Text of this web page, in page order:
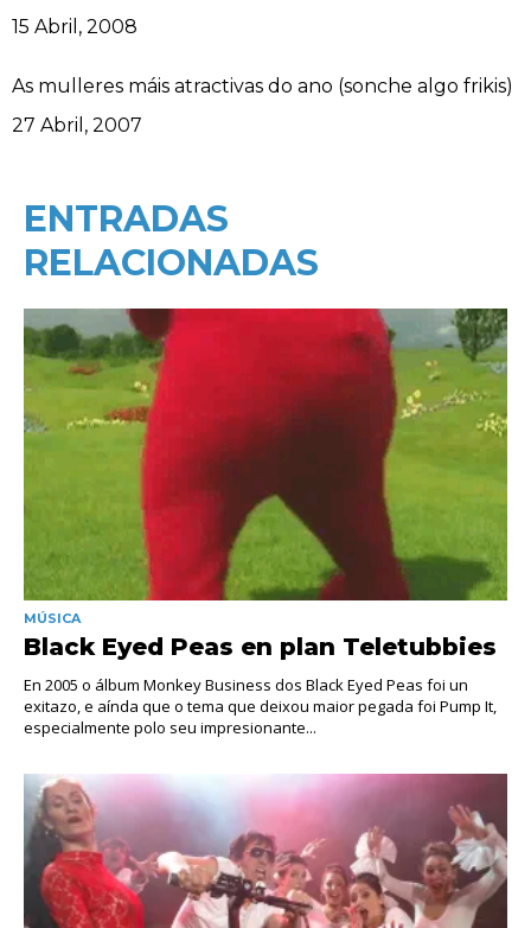
Data
15 Abril, 2008
As mulleres máis atractivas do ano (sonche algo frikis)
Data
27 Abril, 2007
ENTRADAS
RELACIONADAS
MÚSICA
Black Eyed Peas en plan Teletubbies
En 2005 o álbum Monkey Business dos Black Eyed Peas foi un
exitazo, e aínda que o tema que deixou maior pegada foi Pump It,
especialmente polo seu impresionante...